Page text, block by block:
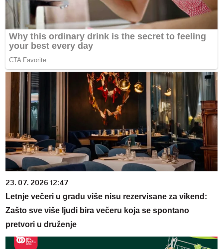
23. 07. 2026 12:47
Letnje večeri u gradu više nisu rezervisane za vikend:
Zašto sve više ljudi bira večeru koja se spontano
pretvori u druženje